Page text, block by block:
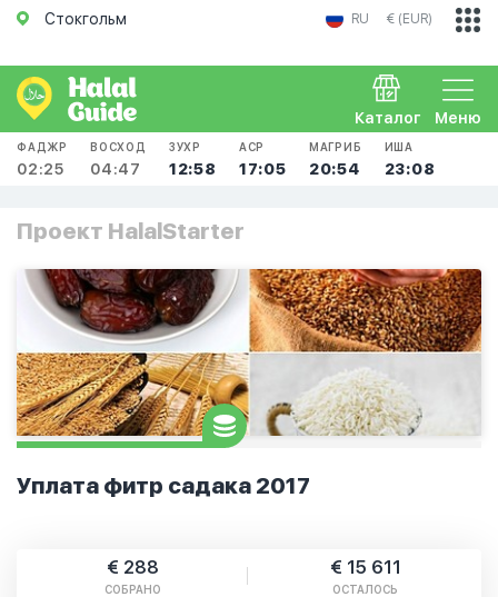
Стокгольм RU € (EUR)
Меню
Каталог
ФАДЖР
02:25
ВОСХОД
04:47
ЗУХР
12:58
АСР
17:05
МАГРИБ
20:54
ИША
23:08
Проект HalalStarter
Уплата фитр садака 2017
€ 288
СОБРАНО
€ 15 611
ОСТАЛОСЬ